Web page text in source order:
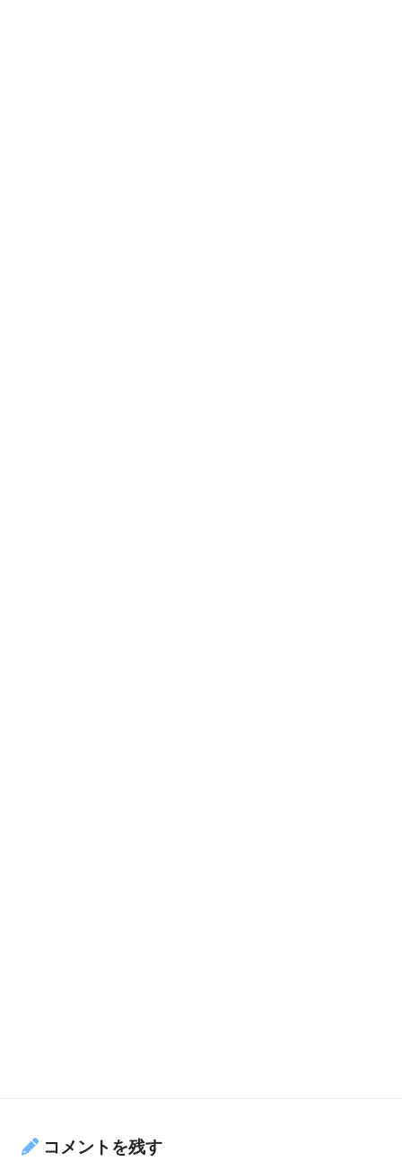
コメントを残す